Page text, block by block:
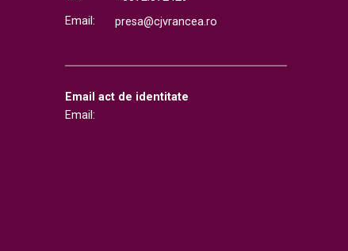
Email:
presa@cjvrancea.ro
Email act de identitate
Email: